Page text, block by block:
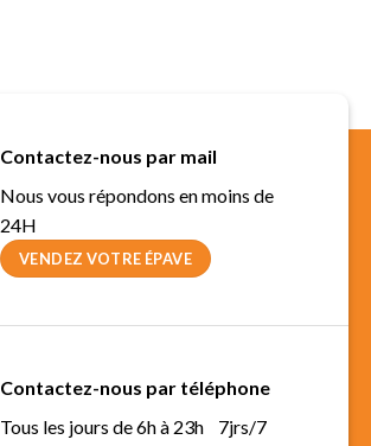
Contactez-nous par mail
Nous vous répondons en moins de
24H
VENDEZ VOTRE ÉPAVE
Contactez-nous par téléphone
Tous les jours de 6h à 23h 7jrs/7